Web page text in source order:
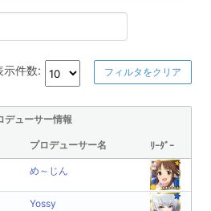
示件数: フィルタをクリア
デューサー情報
プロデューサー名 ﾘｰﾀﾞｰ
め～じん
Yossy